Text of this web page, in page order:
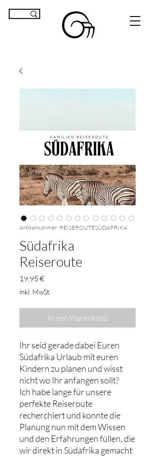
Artikelnummer: REISEROUTESÜDAFRIKA
Südafrika
Reiseroute
19,95 €Preis
inkl. MwSt.
In den Warenkorb
Ihr seid gerade dabei Euren
Südafrika Urlaub mit euren
Kindern zu planen und wisst
nicht wo Ihr anfangen sollt?
Ich habe lange für unsere
perfekte Reiseroute
recherchiert und konnte die
Planung nun mit dem Wissen
und den Erfahrungen füllen, die
wir direkt in Südafrika gemacht